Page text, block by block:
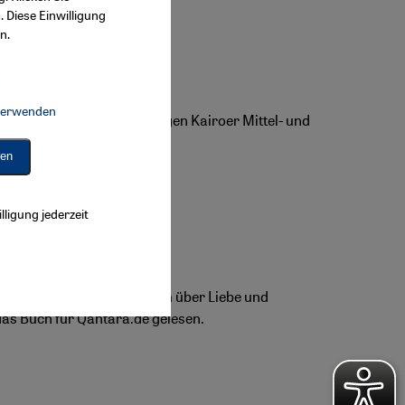
den Islamisten. In der jungen Kairoer Mittel- und
humorvoll und sehr intim über Liebe und
Buch für Qantara.de gelesen.
Diese Einwilligung
Google Maps Embed, Google Tag Manager, Instagram Embed,
jederzeit